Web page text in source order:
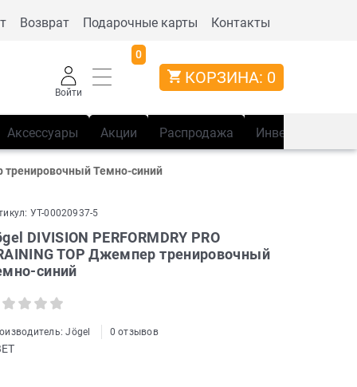
Возврат Подарочные карты Контакты
Войти
0
КОРЗИНА: 0
Аксессуары Акции Распродажа Инвентарь
тренировочный Темно-синий
УТ-00020937-5
DIVISION PERFORMDRY PRO
TOP Джемпер тренировочный
синий
Jögel 0 отзывов